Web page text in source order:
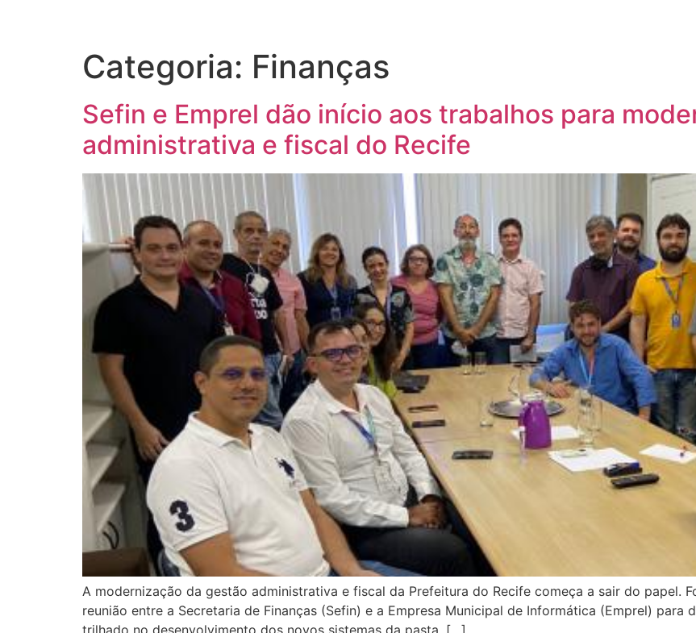
Categoria: Finanças
Sefin e Emprel dão início aos trabalhos para
administrativa e fiscal do Recife
A modernização da gestão administrativa e fiscal da Prefeitura do Recife começa a sair do papel.
reunião entre a Secretaria de Finanças (Sefin) e a Empresa Municipal de Informática (Emprel)
trilhado no desenvolvimento dos novos sistemas da pasta. […]